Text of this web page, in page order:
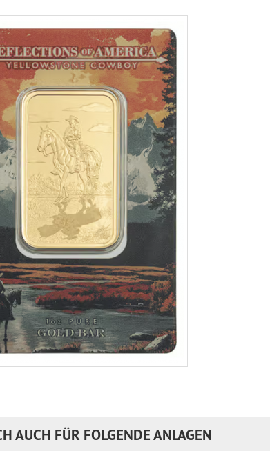
AUCH FÜR FOLGENDE ANLAGEN